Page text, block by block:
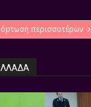
περισσοτέρων